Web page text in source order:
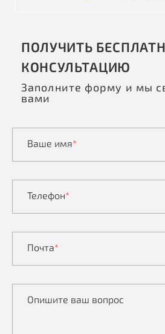
ПОЛУЧИТЬ
КОНСУЛЬТАЦИЮ
Заполните форму и мы
вами
Ваше имя*
Телефон*
Почта*
Опишите ваш вопрос